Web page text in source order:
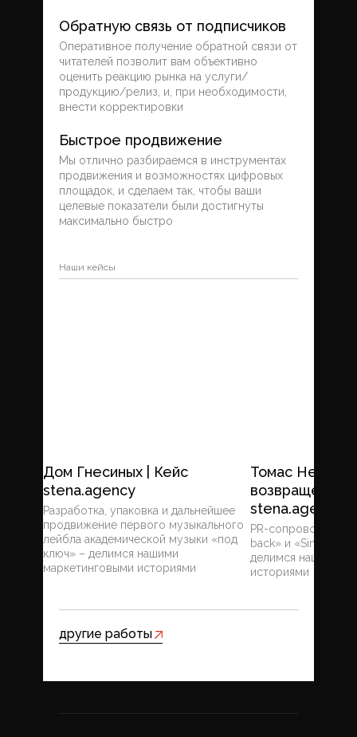
Обратную связь от подписчиков
Оперативное получение обратной связи от
читателей позволит вам объективно
оценить реакцию рынка на услуги/
продукцию/релиз, и, при необходимости,
внести корректировки
Быстрое продвижение
Мы отлично разбираемся в инструментах
продвижения и возможностях цифровых
площадок, и сделаем так, чтобы ваши
целевые показатели были достигнуты
максимально быстро
Наши кейсы
Дом Гнесиных | Кейс
stena.agency
Разработка, упаковка и дальнейшее
продвижение первого музыкального
лейбла академической музыки «под
ключ» – делимся нашими
маркетинговыми историями
Томас
возвращение |
stena.agency
PR-
back» и «Since
делимся нашими
историями
другие работы